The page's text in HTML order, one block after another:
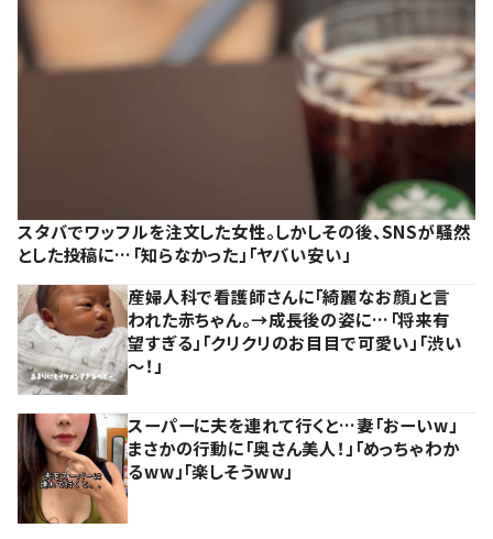
スタバでワッフルを注文した女性。しかしその後、SNSが騒然
とした投稿に…「知らなかった」「ヤバい安い」
産婦人科で看護師さんに「綺麗なお顔」と言
われた赤ちゃん。→成長後の姿に…「将来有
望すぎる」「クリクリのお目目で可愛い」「渋い
～！」
スーパーに夫を連れて行くと…妻「おーいw」
まさかの行動に「奥さん美人！」「めっちゃわか
るww」「楽しそうww」